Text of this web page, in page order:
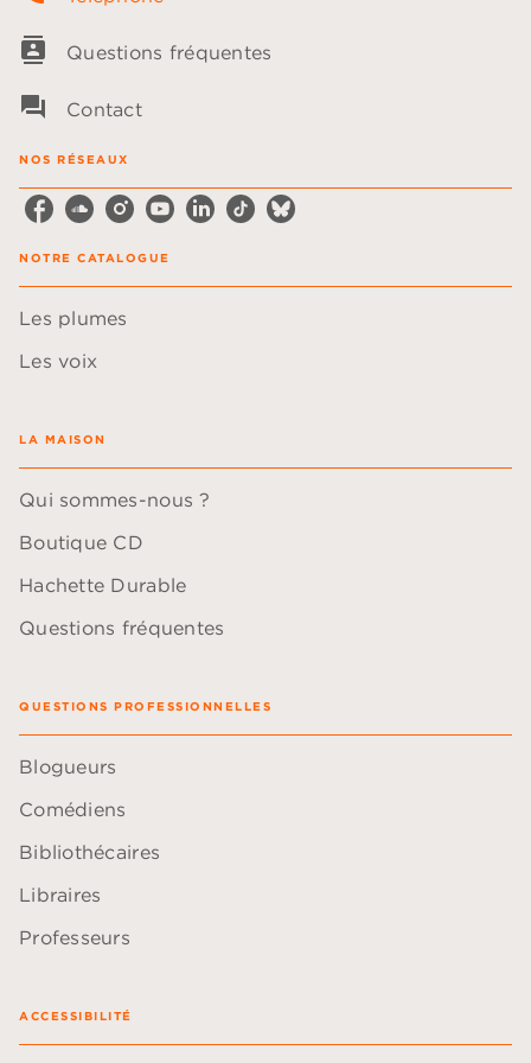
contacts Questions fréquentes
question_answer Contact
NOS RÉSEAUX
NOTRE CATALOGUE
Les plumes
Les voix
LA MAISON
Qui sommes-nous ?
Boutique CD
Hachette Durable
Questions fréquentes
QUESTIONS PROFESSIONNELLES
Blogueurs
Comédiens
Bibliothécaires
Libraires
Professeurs
ACCESSIBILITÉ